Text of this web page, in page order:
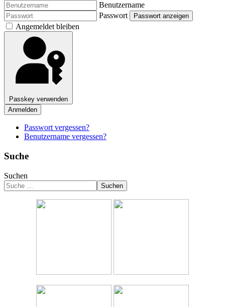
Benutzername
Passwort
Passwort anzeigen
Angemeldet bleiben
Passkey verwenden
Anmelden
Passwort vergessen?
Benutzername vergessen?
Suche
Suchen
Suchen